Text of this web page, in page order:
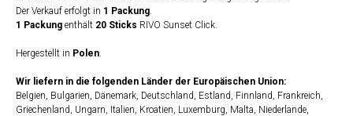
Der Verkauf erfolgt in 1 Packung.
1 Packung enthält 20 Sticks RIVO Sunset Click.
Hergestellt in Polen.
Wir liefern in die folgenden Länder der Europäischen Union:
Belgien, Bulgarien, Dänemark, Deutschland, Estland, Finnland, Frankreich,
Griechenland, Ungarn, Italien, Kroatien, Luxemburg, Malta, Niederlande,